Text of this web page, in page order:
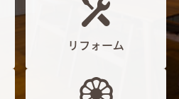
リフォーム